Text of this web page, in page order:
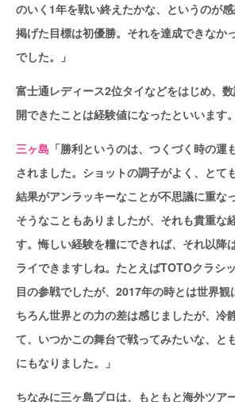
のいく1年を戦い終えたかな、というのが
掲げた目標は初優勝。それを達成できなか
でした。」
富士通レディース2位タイなどをはじめ、
開できたことは経験値になったといいます。
三ヶ島 「勝利というのは、つくづく時の運
されました。ショットの調子がよく、とて
結果がアンラッキーなことが不思議に重な
そうなこともありましたが、それも貴重な
す。悔しい経験を糧にできれば、それ以降
ライできますしね。たとえばTOTOクラシ
目の参戦でしたが、2017年の時とは世界観
ちろん世界との力の差は感じましたが、冷
て、いつかこの舞台で戦ってみたいな、と
にもなりました。」
ちなみに三ヶ島プロは、もともと海外ツア